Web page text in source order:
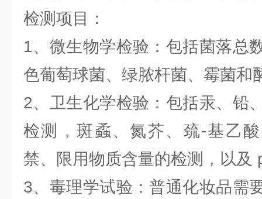
检测项目：
1、微生物学检验：包括菌落总
色葡萄球菌、绿脓杆菌、霉菌
2、卫生化学检验：包括汞、铅
检测，斑蟊、氮芥、巯-基乙
禁、限用物质含量的检测，以
3、毒理学试验：普通化妆品需